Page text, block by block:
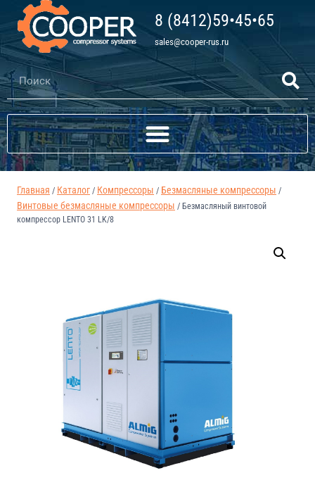
8 (8412)59•45•65
sales@cooper-rus.ru
Главная / Каталог / Компрессоры / Безмасляные компрессоры /
Винтовые безмасляные компрессоры / Безмасляный винтовой
компрессор LENTO 31 LK/8